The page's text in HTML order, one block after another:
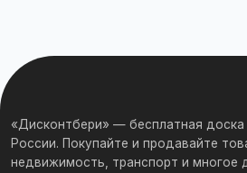
«Дисконтбери» — бесплатная
России. Покупайте и продавайте
недвижимость, транспорт и многое